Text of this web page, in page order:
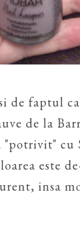
de faptul
de la
cu
este
insa